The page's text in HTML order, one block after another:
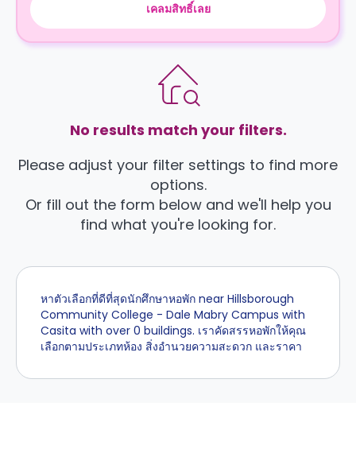
เคลมสิทธิ์เลย
No results match your filters.
Please adjust your filter settings to find more
options.
Or fill out the form below and we'll help you
find what you're looking for.
หาตัวเลือกที่ดีที่สุดนักศึกษาหอพัก near Hillsborough
Community College - Dale Mabry Campus with
Casita with over 0 buildings. เราคัดสรรหอพักให้คุณ
เลือกตามประเภทห้อง สิ่งอำนวยความสะดวก และราคา